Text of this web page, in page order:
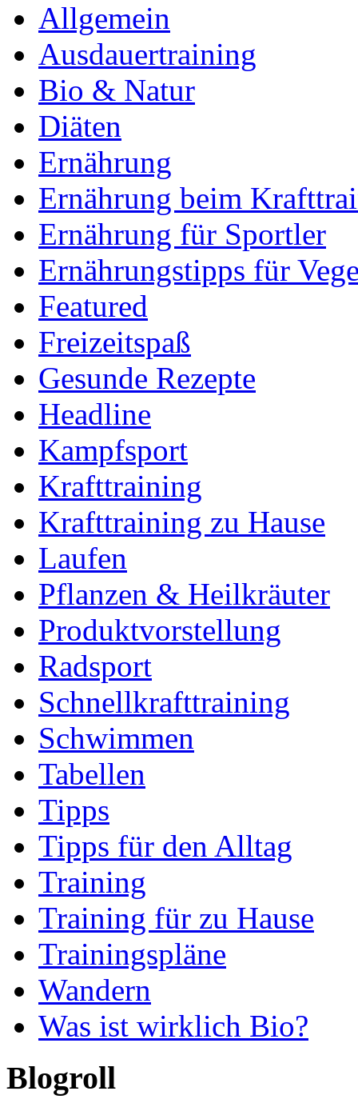
Allgemein
Ausdauertraining
Bio & Natur
Diäten
Ernährung
Ernährung beim
Ernährung für Sportler
Ernährungstipps für
Featured
Freizeitspaß
Gesunde Rezepte
Headline
Kampfsport
Krafttraining
Krafttraining zu Hause
Laufen
Pflanzen & Heilkräuter
Produktvorstellung
Radsport
Schnellkrafttraining
Schwimmen
Tabellen
Tipps
Tipps für den Alltag
Training
Training für zu Hause
Trainingspläne
Wandern
Was ist wirklich Bio?
Blogroll